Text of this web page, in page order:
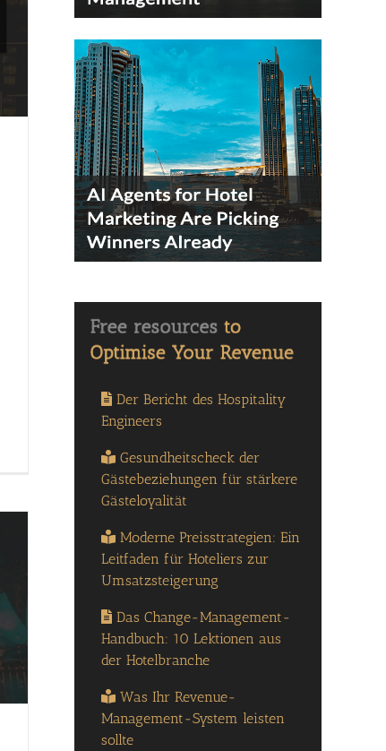
Der Bericht des Hospitality
Engineers
Gesundheitscheck der
Gästebeziehungen für stärkere
Gästeloyalität
Moderne Preisstrategien: Ein
Leitfaden für Hoteliers zur
Umsatzsteigerung
Das Change-Management-
Handbuch: 10 Lektionen aus
der Hotelbranche
Was Ihr Revenue-
Management-System leisten
sollte